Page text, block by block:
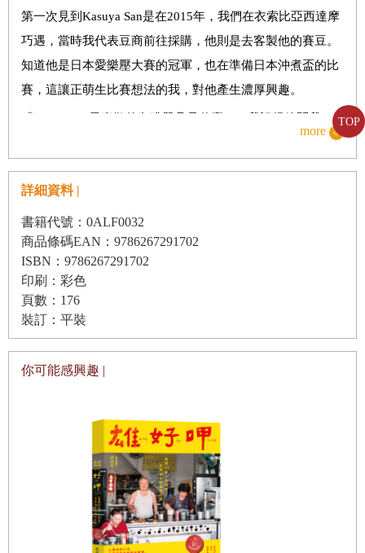
TOP
4:6法的沖煮參數
手沖咖啡的4大要點
1. 依據咖啡豆的烘焙程度去調整水的溫度
3. 濾紙要確實摺好
保存咖啡豆的竅門
Column 1 讓我成長的咖啡大賽
第二章 我愛用／推薦的咖啡器材
家裡與店裡的標準配備
Kalita Wave蛋糕濾杯／ORIGAMI摺紙濾杯
April Brewer／OREA
梯形單孔濾杯／梯形三孔濾杯
簡單煮出美妙滋味愛樂壓
完整享受油脂與圓潤口感法式濾壓壺
第一次見到Kasuya San是在2015年，我們在衣索比亞西達摩
巧遇，當時我代表豆商前往採購，他則是去客製他的賽豆。
知道他是日本愛樂壓大賽的冠軍，也在準備日本沖煮盃的比
賽，這讓正萌生比賽想法的我，對他產生濃厚興趣。
「Chado San最喜歡的咖啡器具是什麼？」我記得他問我。
這是個很有趣的問題，咖啡師們互相問彼此這個問題，就好
喜好。「我最喜歡V60，」我回答，「風味比較強。」他回
覆：「我喜歡KONO，比較甜。」
第二次見到他時，是在他爭奪日本沖煮冠軍的比賽上。當時
他同時使用三個愛樂壓，用一片木板壓萃出他的咖啡，也順
利拿到冠軍。看來他是愛樂壓之王吧，我當時這樣想。
第三次見到，我們已經是2016年世界盃的決賽對手。自選沖
他在咖啡面前展現的成熟理性。因應咖啡風味而論，不是選
年他得到冠軍，而我回到實驗室閉關，隔年捲土重來。或許
Kasuya San並不知道，但他的確在不經意下給予了我正面的
而談到咖啡，任何喜歡手沖的人都會知道，一杯咖啡除了豆
子本身的味道之外，同時也是一個咖啡師對於「優良味覺體
驗」的品味與展現。看完本書，我感受到Kasuya San對於咖
more
詳細資料 |
書籍代號：0ALF0032
商品條碼EAN：9786267291702
ISBN：9786267291702
印刷：彩色
頁數：176
裝訂：平裝
你可能感興趣 |